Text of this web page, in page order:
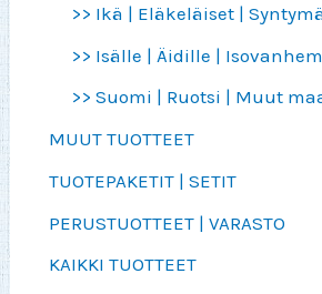
>> Ikä | Eläkeläiset |
>> Isälle | Äidille |
>> Suomi | Ruotsi | Muut
MUUT TUOTTEET
TUOTEPAKETIT | SETIT
PERUSTUOTTEET | VARASTO
KAIKKI TUOTTEET